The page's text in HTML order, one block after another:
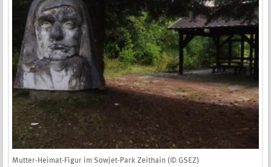
Mutter-Heimat-Figur im Sowjet-Park Zeithain (© GSEZ)